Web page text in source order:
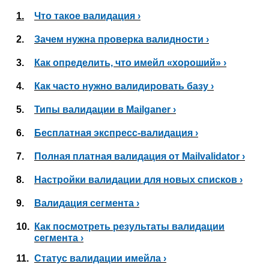
1. Что такое валидация ›
2. Зачем нужна проверка валидности ›
3. Как определить, что имейл «хороший» ›
4. Как часто нужно валидировать базу ›
5. Типы валидации в Mailganer ›
6. Бесплатная экспресс-валидация ›
7. Полная платная валидация от Mailvalidator ›
8. Настройки валидации для новых списков ›
9. Валидация сегмента ›
11. Статус валидации имейла ›
10.
Как посмотреть результаты валидации
сегмента ›